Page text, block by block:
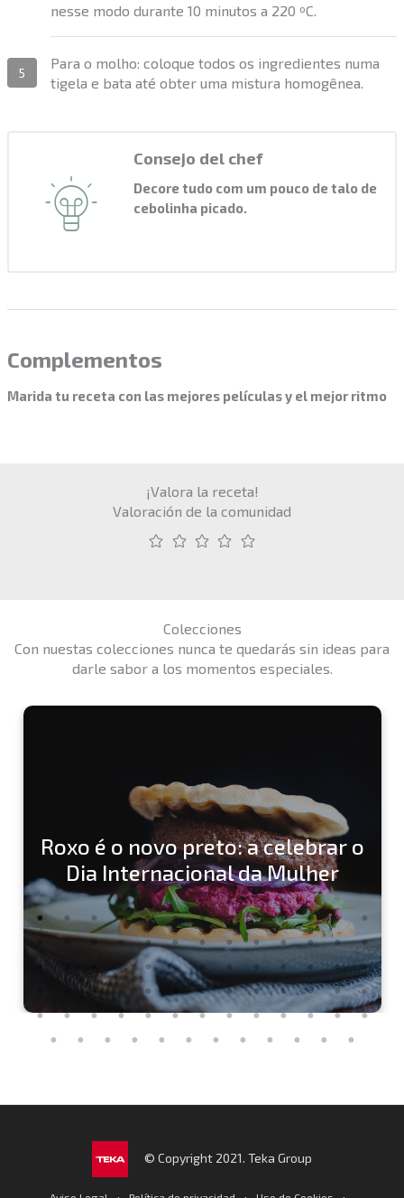
nesse modo durante 10 minutos a 220 ºC.
5
Para o molho: coloque todos os ingredientes numa
tigela e bata até obter uma mistura homogênea.
Consejo del chef
Decore tudo com um pouco de talo de
cebolinha picado.
Complementos
Marida tu receta con las mejores películas y el mejor ritmo
¡Valora la receta!
Valoración de la comunidad
Colecciones
Con nuestas colecciones nunca te quedarás sin ideas para
darle sabor a los momentos especiales.
Roxo é o novo preto: a celebrar o
Dia Internacional da Mulher
© Copyright 2021. Teka Group